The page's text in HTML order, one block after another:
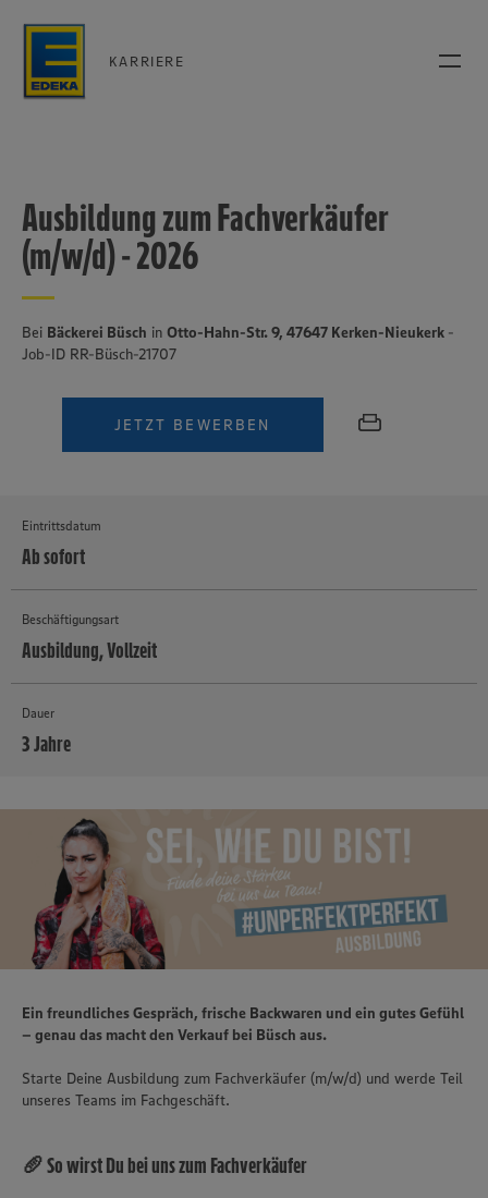
KARRIERE
Ausbildung zum Fachverkäufer
(m/w/d) - 2026
Bei Bäckerei Büsch in Otto-Hahn-Str. 9, 47647 Kerken-Nieukerk -
Job-ID RR-Büsch-21707
JETZT BEWERBEN
Eintrittsdatum
Ab sofort
Beschäftigungsart
Ausbildung, Vollzeit
Dauer
3 Jahre
Ein freundliches Gespräch, frische Backwaren und ein gutes Gefühl
– genau das macht den Verkauf bei Büsch aus.
Starte Deine Ausbildung zum Fachverkäufer (m/w/d) und werde Teil
unseres Teams im Fachgeschäft.
🥖 So wirst Du bei uns zum Fachverkäufer